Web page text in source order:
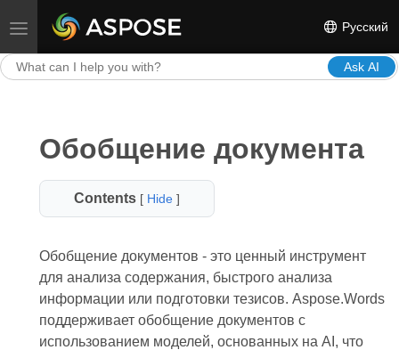
Toggle navigation Русский
Ask AI
Обобщение документа
Contents [ Hide]
Обобщение документов - это ценный инструмент
для анализа содержания, быстрого анализа
информации или подготовки тезисов. Aspose.Words
поддерживает обобщение документов с
использованием моделей, основанных на AI, что